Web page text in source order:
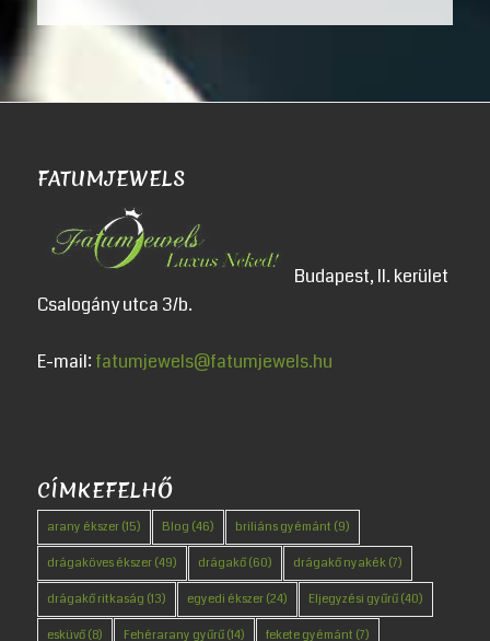
FATUMJEWELS
Budapest, II. kerület
Csalogány utca 3/b.
E-mail: fatumjewels@fatumjewels.hu
CÍMKEFELHŐ
arany ékszer(15) Blog (46) briliáns gyémánt (9)
drágaköves ékszer(49) drágakő(60) drágakő nyakék(7)
drágakő ritkaság (13) egyedi ékszer(24) Eljegyzési gyűrű(40)
esküvő(8) Fehérarany gyűrű(14) fekete gyémánt (7)